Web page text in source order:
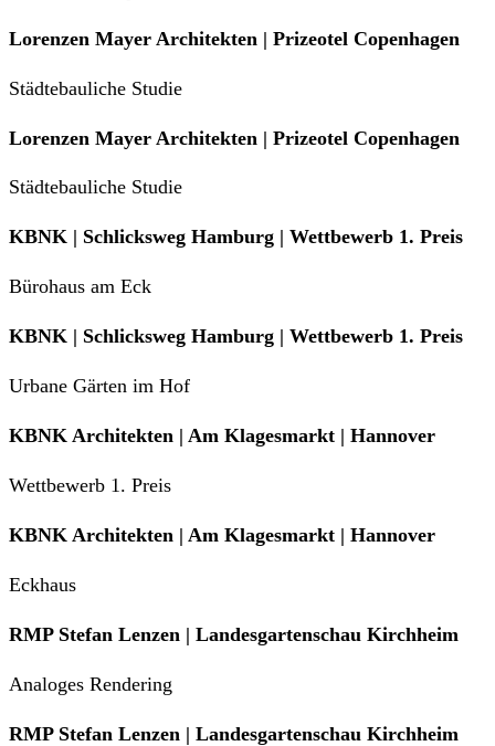
Lorenzen Mayer Architekten | Prizeotel Copenhagen
Städtebauliche Studie
Lorenzen Mayer Architekten | Prizeotel Copenhagen
Städtebauliche Studie
KBNK | Schlicksweg Hamburg | Wettbewerb 1. Preis
Bürohaus am Eck
KBNK | Schlicksweg Hamburg | Wettbewerb 1. Preis
Urbane Gärten im Hof
KBNK Architekten | Am Klagesmarkt | Hannover
Wettbewerb 1. Preis
KBNK Architekten | Am Klagesmarkt | Hannover
Eckhaus
RMP Stefan Lenzen | Landesgartenschau Kirchheim
Analoges Rendering
RMP Stefan Lenzen | Landesgartenschau Kirchheim